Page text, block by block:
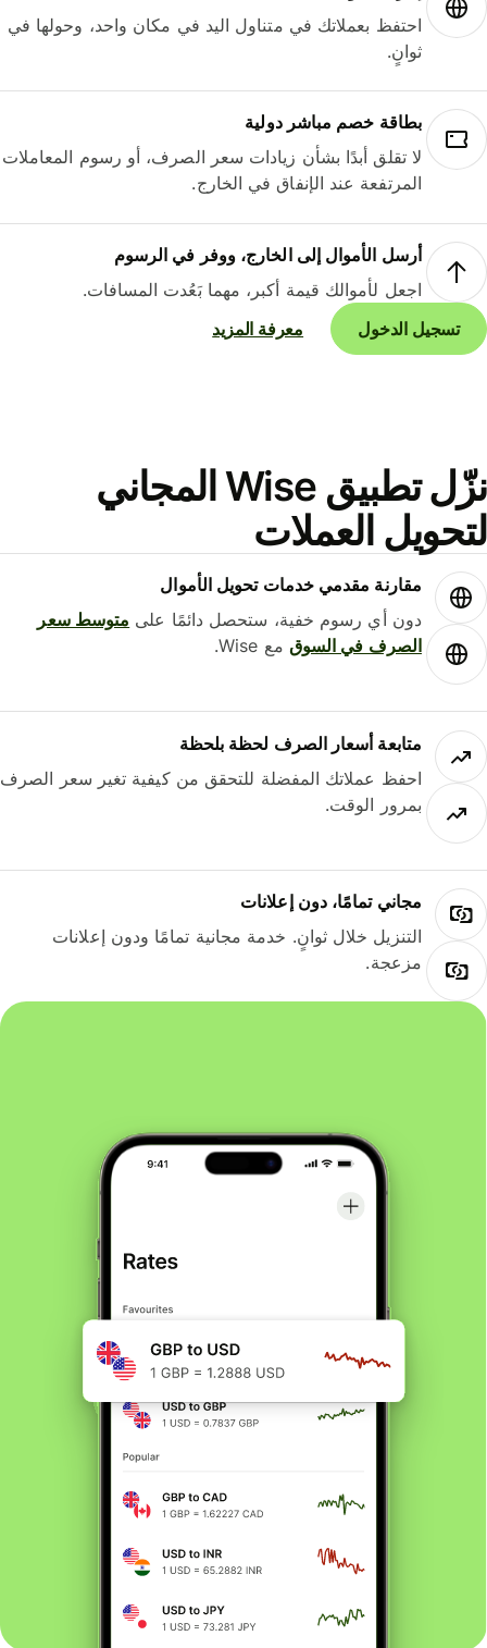
احتفظ بعملاتك في متناول اليد في مكان واحد، وحولها في
ثوانٍ.
بطاقة خصم مباشر دولية
لا تقلق أبدًا بشأن زيادات سعر الصرف، أو رسوم المعاملات
المرتفعة عند الإنفاق في الخارج.
أرسل الأموال إلى الخارج، ووفر في الرسوم
اجعل لأموالك قيمة أكبر، مهما بَعُدت المسافات.
تسجيل الدخول
معرفة المزيد
نزّل تطبيق Wise المجاني
العملات
مقارنة مقدمي خدمات تحويل الأموال
دون أي رسوم خفية، ستحصل دائمًا علىمتوسط ​​سعر
الصرف في السوقمع Wise.
متابعة أسعار الصرف لحظة بلحظة
احفظ عملاتك المفضلة للتحقق من كيفية تغير سعر الصرف
بمرور الوقت.
مجاني تمامًا، دون إعلانات
التنزيل خلال ثوانٍ. خدمة مجانية تمامًا ودون إعلانات
مزعجة.